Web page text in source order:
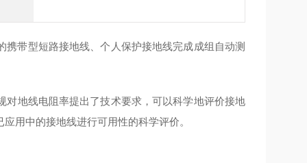
带型短路接地线、个人保护接地线完成成组自动测
地线电阻率提出了技术要求，可以科学地评价接地
用中的接地线进行可用性的科学评价。